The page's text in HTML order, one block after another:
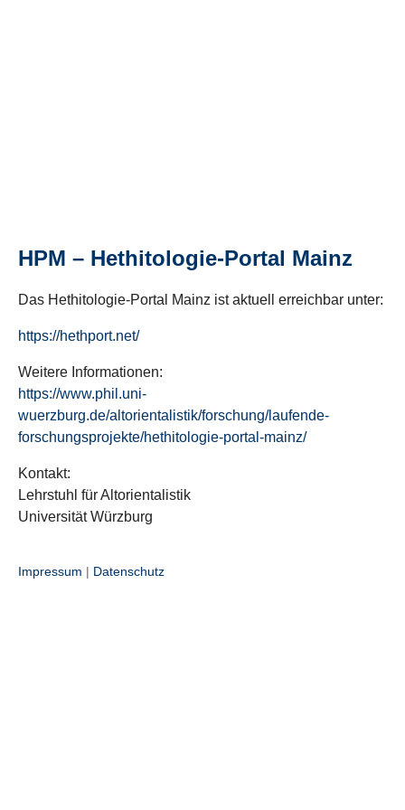
HPM – Hethitologie-Portal Mainz
Das Hethitologie-Portal Mainz ist aktuell erreichbar unter:
https://hethport.net/
Weitere Informationen:
https://www.phil.uni-
wuerzburg.de/altorientalistik/forschung/laufende-
forschungsprojekte/hethitologie-portal-mainz/
Kontakt:
Lehrstuhl für Altorientalistik
Universität Würzburg
Impressum | Datenschutz